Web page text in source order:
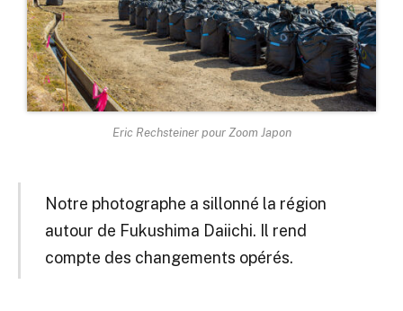
Eric Rechsteiner pour Zoom Japon
Notre photographe a sillonné la région
autour de Fukushima Daiichi. Il rend
compte des changements opérés.